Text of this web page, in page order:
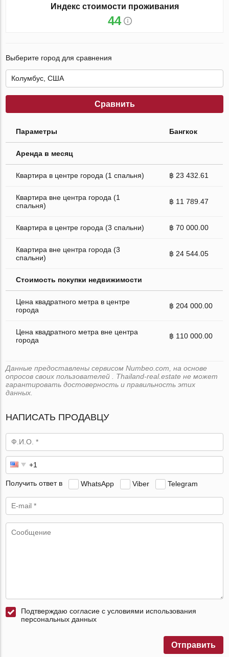
Индекс стоимости проживания
44
Выберите город для сравнения
Сравнить
Параметры Бангкок
Аренда в месяц
Квартира в центре города (1 спальня) ฿ 23 432.61
Квартира вне центра города (1
спальня)
฿ 11 789.47
Квартира в центре города (3 спальни) ฿ 70 000.00
Квартира вне центра города (3
спальни)
฿ 24 544.05
Стоимость покупки недвижимости
Цена квадратного метра в центре
города
฿ 204 000.00
Цена квадратного метра вне центра
города
฿ 110 000.00
Данные предоставлены сервисом Numbeo.com, на основе
опросов своих пользователей . Thailand-real.estate не может
гарантировать достоверность и правильность этих
данных.
НАПИСАТЬ ПРОДАВЦУ
Получить ответ в WhatsApp Viber Telegram
Подтверждаю согласие с условиями использования
персональных данных
Отправить